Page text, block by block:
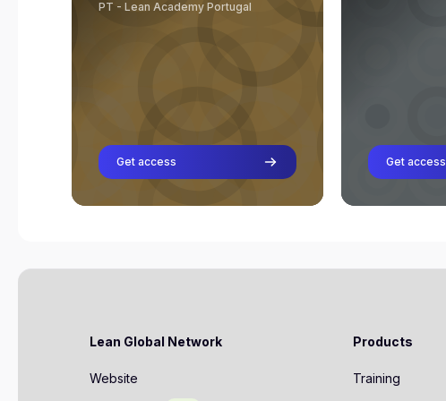
PT - Lean Academy Portugal
Get access Get access
Lean Global Network
Website
Products
Training